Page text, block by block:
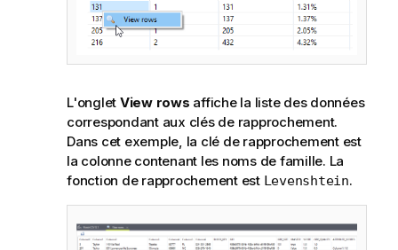
L'onglet View rows affiche la liste des données
correspondant aux clés de rapprochement.
Dans cet exemple, la clé de rapprochement est
la colonne contenant les noms de famille. La
fonction de rapprochement est Levenshtein.